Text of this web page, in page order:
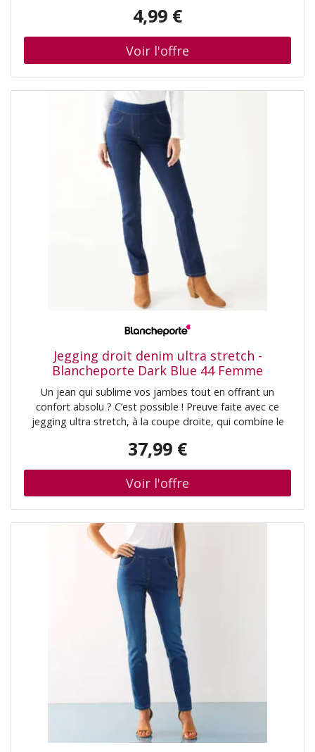
4,99 €
Jegging droit denim ultra stretch -
Blancheporte Dark Blue 44 Femme
Un jean qui sublime vos jambes tout en offrant un
confort absolu ? C’est possible ! Preuve faite avec ce
jegging ultra stretch, à la coupe droite, qui combine le
look parfait et une sensation de liberté ! Qui a dit qu'on
environComposition• Denim ultra stretch 70% coton,
28% polyester, 2% élasthanneDescription• Denim ultra
stretch• Porter taille normale• Coupe droite• Large
ceinture plate avec élastique à l'intérieur• Fausse
braguette• 2 poches cavalières devant• 2 pinces dos• 2
poches plaquées au dosBlancheporte sʼengage• Ce
produit est certifié Made In Green by OEKO-TEX®. En
plus de vérifier plusieurs centaines de substances
chimiques pour contribuer à une sécurité élevée, ce label
garantit des principes de production raisonnés et des
pratiques sociales contrôlées.
37,99 €